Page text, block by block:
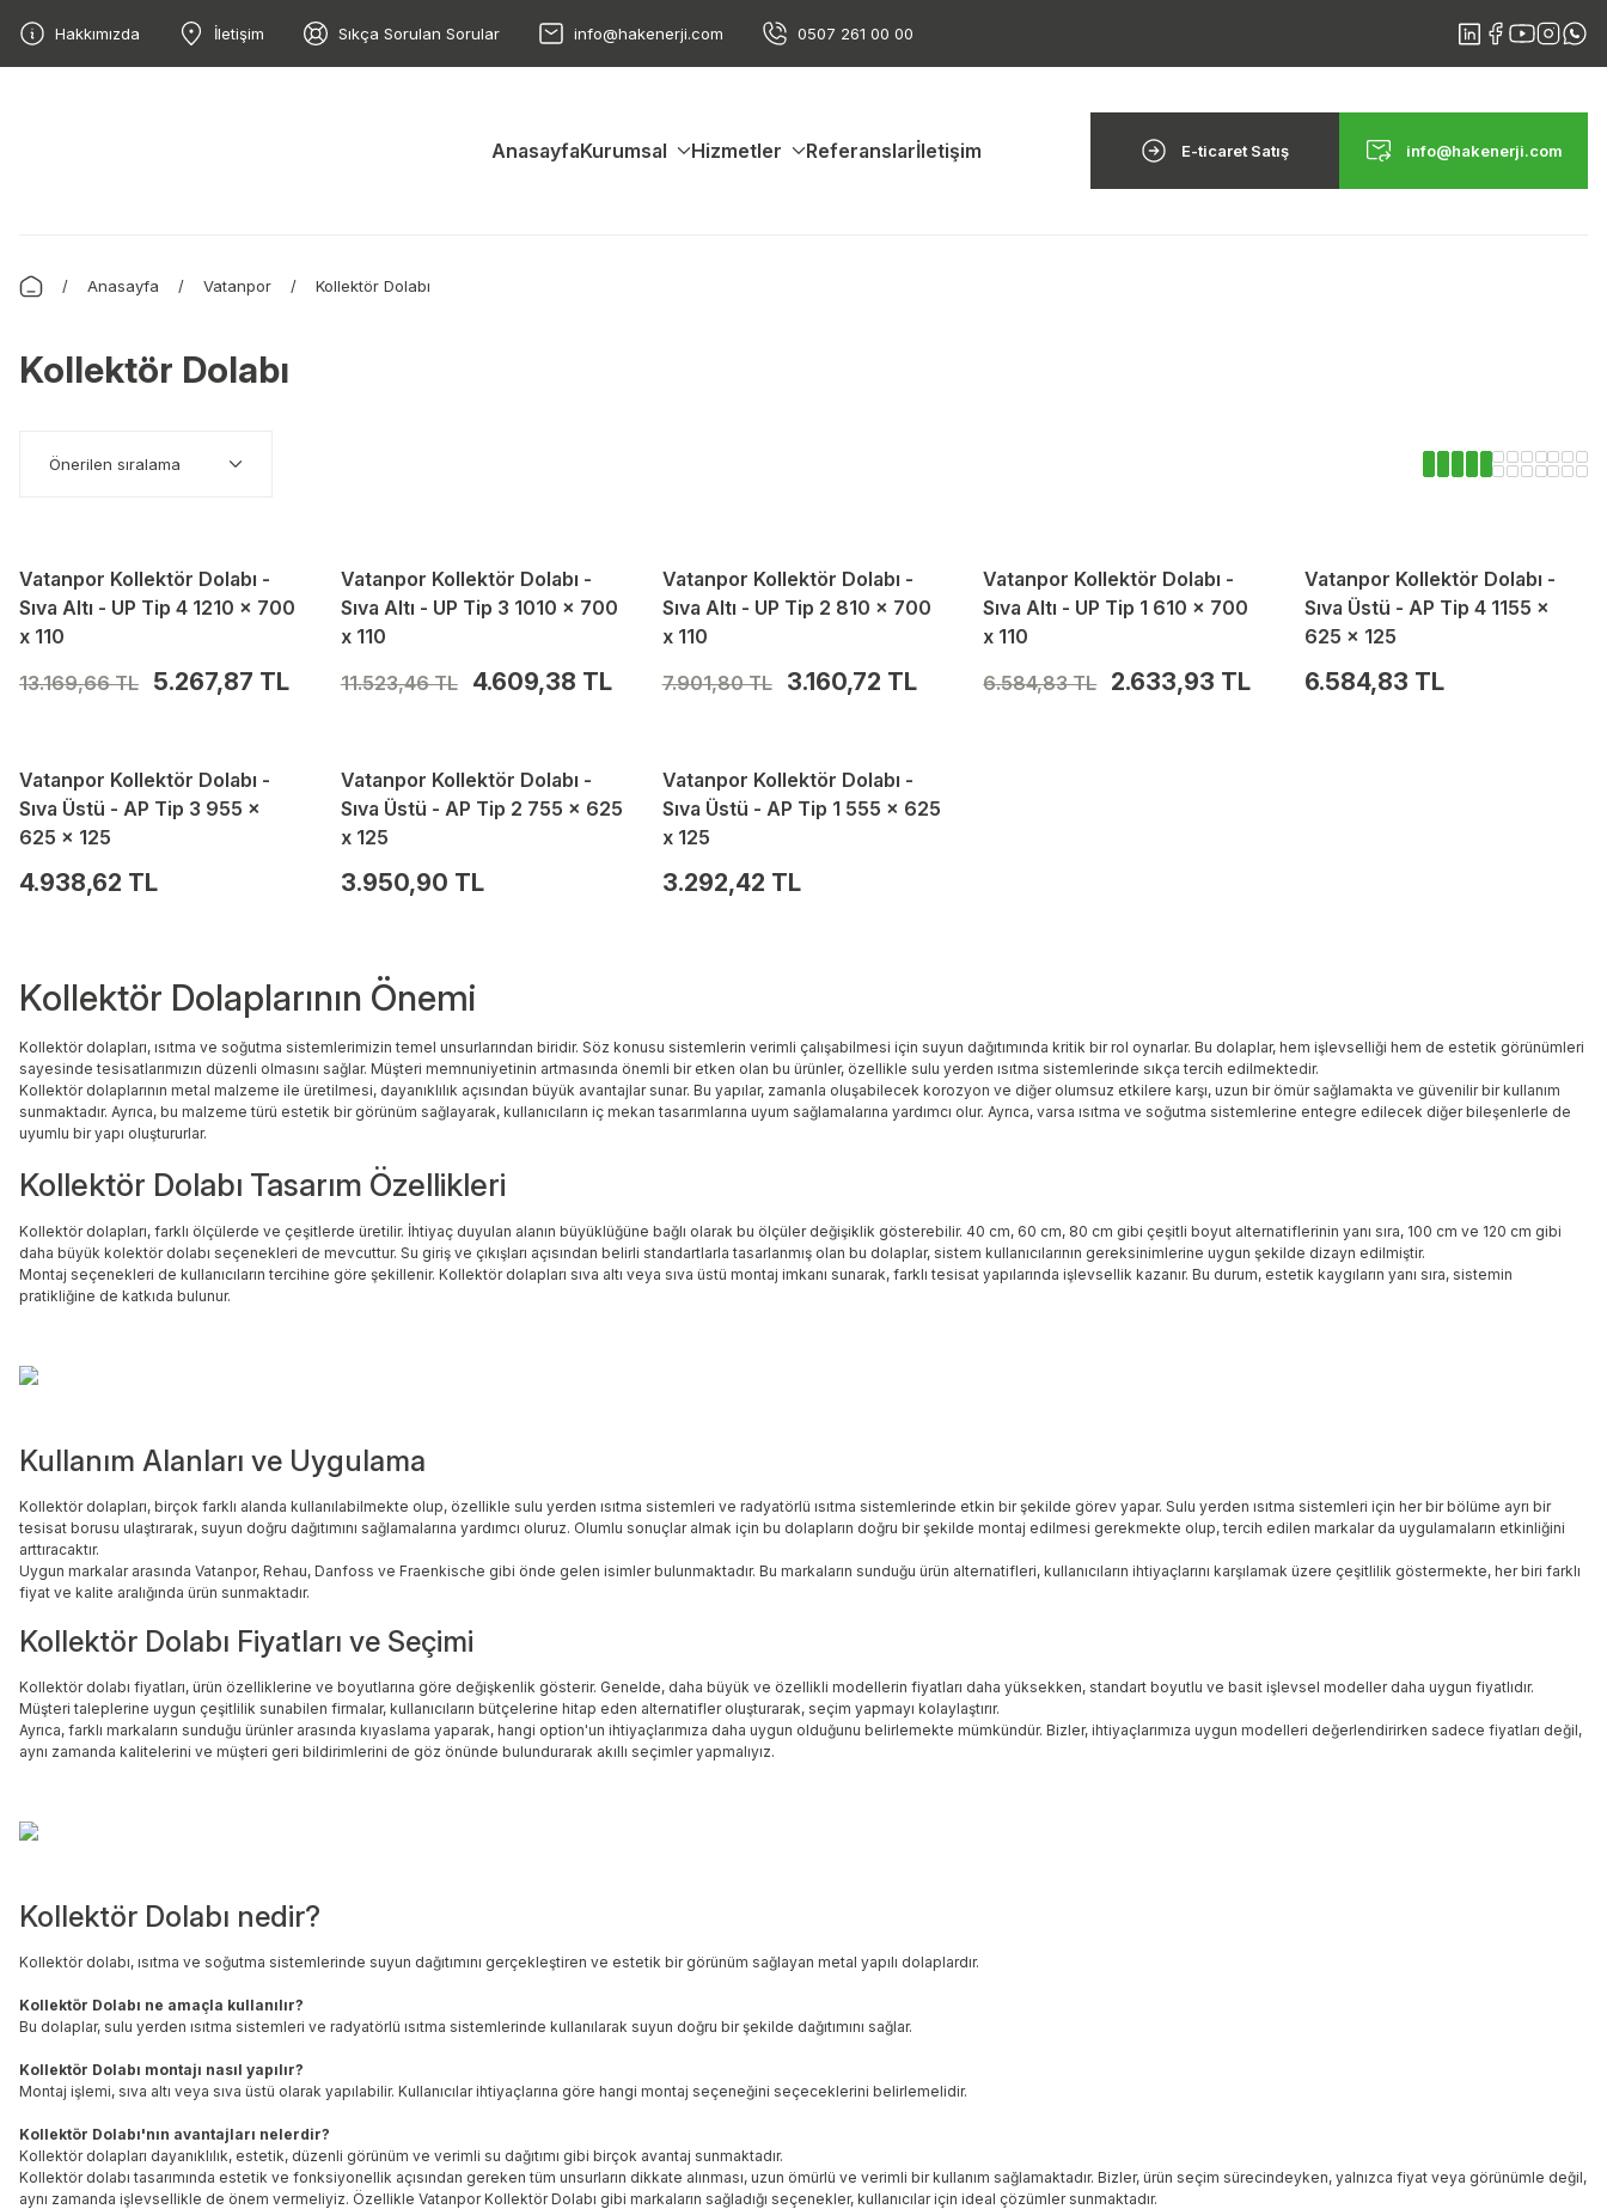
Hakkımızda İletişim Sıkça Sorulan Sorular info@hakenerji.com 0507 261 00 00
AnasayfaKurumsal Hizmetler Referanslarİletişim E-ticaret Satış info@hakenerji.com
Anasayfa Vatanpor Kollektör Dolabı
Kollektör Dolabı
Vatanpor Kollektör Dolabı -
Sıva Altı - UP Tip 4 1210 x 700
x 110
13.169,66 TL
5.267,87 TL
Vatanpor Kollektör Dolabı -
Sıva Altı - UP Tip 3 1010 x 700
x 110
11.523,46 TL
4.609,38 TL
Vatanpor Kollektör Dolabı -
Sıva Altı - UP Tip 2 810 x 700
x 110
7.901,80 TL
3.160,72 TL
Vatanpor Kollektör Dolabı -
Sıva Altı - UP Tip 1 610 x 700
x 110
6.584,83 TL
2.633,93 TL
Vatanpor Kollektör Dolabı -
Sıva Üstü - AP Tip 4 1155 x
625 x 125
6.584,83 TL
Vatanpor Kollektör Dolabı -
Sıva Üstü - AP Tip 3 955 x
625 x 125
4.938,62 TL
Vatanpor Kollektör Dolabı -
Sıva Üstü - AP Tip 2 755 x 625
x 125
3.950,90 TL
Vatanpor Kollektör Dolabı -
Sıva Üstü - AP Tip 1 555 x 625
x 125
3.292,42 TL
Kollektör Dolaplarının Önemi
Kollektör dolapları, ısıtma ve soğutma sistemlerimizin temel unsurlarından biridir. Söz konusu sistemlerin verimli çalışabilmesi için suyun dağıtımında kritik bir rol oynarlar. Bu dolaplar, hem işlevselliği hem de estetik görünümleri
sayesinde tesisatlarımızın düzenli olmasını sağlar. Müşteri memnuniyetinin artmasında önemli bir etken olan bu ürünler, özellikle sulu yerden ısıtma sistemlerinde sıkça tercih edilmektedir.
Kollektör dolaplarının metal malzeme ile üretilmesi, dayanıklılık açısından büyük avantajlar sunar. Bu yapılar, zamanla oluşabilecek korozyon ve diğer olumsuz etkilere karşı, uzun bir ömür sağlamakta ve güvenilir bir kullanım
sunmaktadır. Ayrıca, bu malzeme türü estetik bir görünüm sağlayarak, kullanıcıların iç mekan tasarımlarına uyum sağlamalarına yardımcı olur. Ayrıca, varsa ısıtma ve soğutma sistemlerine entegre edilecek diğer bileşenlerle de
uyumlu bir yapı oluştururlar.
Kollektör Dolabı Tasarım Özellikleri
Kollektör dolapları, farklı ölçülerde ve çeşitlerde üretilir. İhtiyaç duyulan alanın büyüklüğüne bağlı olarak bu ölçüler değişiklik gösterebilir. 40 cm, 60 cm, 80 cm gibi çeşitli boyut alternatiflerinin yanı sıra, 100 cm ve 120 cm gibi
daha büyük kolektör dolabı seçenekleri de mevcuttur. Su giriş ve çıkışları açısından belirli standartlarla tasarlanmış olan bu dolaplar, sistem kullanıcılarının gereksinimlerine uygun şekilde dizayn edilmiştir.
Montaj seçenekleri de kullanıcıların tercihine göre şekillenir. Kollektör dolapları sıva altı veya sıva üstü montaj imkanı sunarak, farklı tesisat yapılarında işlevsellik kazanır. Bu durum, estetik kaygıların yanı sıra, sistemin
pratikliğine de katkıda bulunur.
Kullanım Alanları ve Uygulama
Kollektör dolapları, birçok farklı alanda kullanılabilmekte olup, özellikle sulu yerden ısıtma sistemleri ve radyatörlü ısıtma sistemlerinde etkin bir şekilde görev yapar. Sulu yerden ısıtma sistemleri için her bir bölüme ayrı bir
tesisat borusu ulaştırarak, suyun doğru dağıtımını sağlamalarına yardımcı oluruz. Olumlu sonuçlar almak için bu dolapların doğru bir şekilde montaj edilmesi gerekmekte olup, tercih edilen markalar da uygulamaların etkinliğini
arttıracaktır.
Uygun markalar arasında Vatanpor, Rehau, Danfoss ve Fraenkische gibi önde gelen isimler bulunmaktadır. Bu markaların sunduğu ürün alternatifleri, kullanıcıların ihtiyaçlarını karşılamak üzere çeşitlilik göstermekte, her biri farklı
fiyat ve kalite aralığında ürün sunmaktadır.
Kollektör Dolabı Fiyatları ve Seçimi
Kollektör dolabı fiyatları, ürün özelliklerine ve boyutlarına göre değişkenlik gösterir. Genelde, daha büyük ve özellikli modellerin fiyatları daha yüksekken, standart boyutlu ve basit işlevsel modeller daha uygun fiyatlıdır.
Müşteri taleplerine uygun çeşitlilik sunabilen firmalar, kullanıcıların bütçelerine hitap eden alternatifler oluşturarak, seçim yapmayı kolaylaştırır.
Ayrıca, farklı markaların sunduğu ürünler arasında kıyaslama yaparak, hangi option'un ihtiyaçlarımıza daha uygun olduğunu belirlemekte mümkündür. Bizler, ihtiyaçlarımıza uygun modelleri değerlendirirken sadece fiyatları değil,
aynı zamanda kalitelerini ve müşteri geri bildirimlerini de göz önünde bulundurarak akıllı seçimler yapmalıyız.
Kollektör Dolabı nedir?
Kollektör dolabı, ısıtma ve soğutma sistemlerinde suyun dağıtımını gerçekleştiren ve estetik bir görünüm sağlayan metal yapılı dolaplardır.
Kollektör Dolabı ne amaçla kullanılır?
Bu dolaplar, sulu yerden ısıtma sistemleri ve radyatörlü ısıtma sistemlerinde kullanılarak suyun doğru bir şekilde dağıtımını sağlar.
Kollektör Dolabı montajı nasıl yapılır?
Montaj işlemi, sıva altı veya sıva üstü olarak yapılabilir. Kullanıcılar ihtiyaçlarına göre hangi montaj seçeneğini seçeceklerini belirlemelidir.
Kollektör Dolabı'nın avantajları nelerdir?
Kollektör dolapları dayanıklılık, estetik, düzenli görünüm ve verimli su dağıtımı gibi birçok avantaj sunmaktadır.
Kollektör dolabı tasarımında estetik ve fonksiyonellik açısından gereken tüm unsurların dikkate alınması, uzun ömürlü ve verimli bir kullanım sağlamaktadır. Bizler, ürün seçim sürecindeyken, yalnızca fiyat veya görünümle değil,
aynı zamanda işlevsellikle de önem vermeliyiz. Özellikle Vatanpor Kollektör Dolabı gibi markaların sağladığı seçenekler, kullanıcılar için ideal çözümler sunmaktadır.